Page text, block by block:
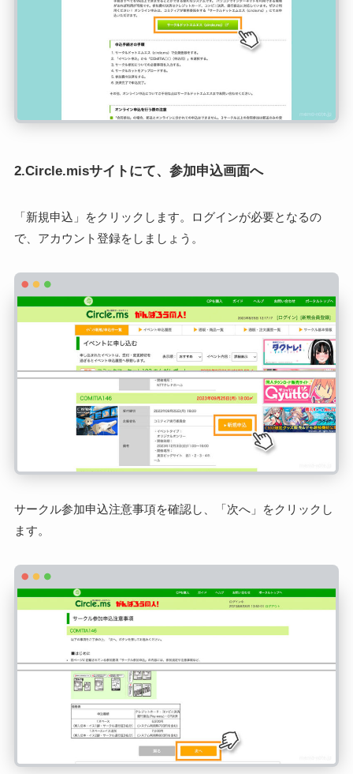
2.Circle.misサイトにて、参加申込画面へ
「新規申込」をクリックします。ログインが必要となるの
で、アカウント登録をしましょう。
サークル参加申込注意事項を確認し、「次へ」をクリックし
ます。